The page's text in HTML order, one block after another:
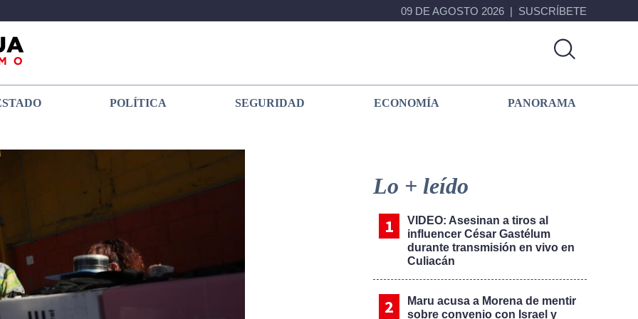
09 DE AGOSTO 2026 SUSCRÍBETE
POLÍTICA SEGURIDAD ECONOMÍA PANORAMA
Sidebar
Lo + leído
VIDEO: Asesinan a tiros al
influencer César Gastélum
durante transmisión en vivo en
Culiacán
Maru acusa a Morena de mentir
sobre convenio con Israel y